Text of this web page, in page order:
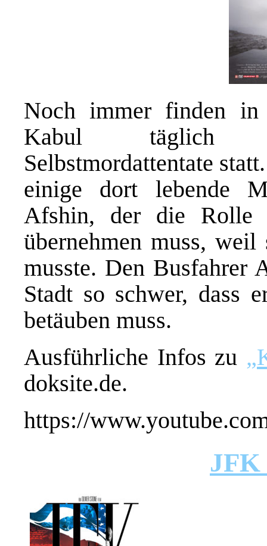
Noch immer finden in
Kabul täglich
Selbstmordattentate
einige dort lebende
Afshin, der die Rolle
übernehmen muss,
musste. Den Busfahrer
Stadt so schwer, dass
betäuben muss.
Ausführliche Infos zu
doksite.de.
https://
JFK